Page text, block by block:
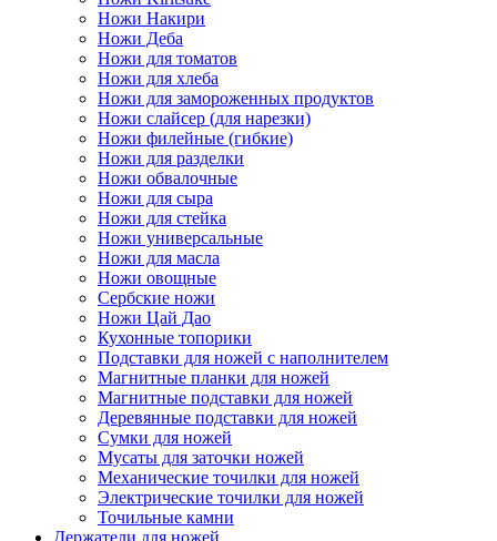
Ножи Накири
Ножи Деба
Ножи для томатов
Ножи для хлеба
Ножи для замороженных продуктов
Ножи слайсер (для нарезки)
Ножи филейные (гибкие)
Ножи для разделки
Ножи обвалочные
Ножи для сыра
Ножи для стейка
Ножи универсальные
Ножи для масла
Ножи овощные
Сербские ножи
Ножи Цай Дао
Кухонные топорики
Подставки для ножей с наполнителем
Магнитные планки для ножей
Магнитные подставки для ножей
Деревянные подставки для ножей
Сумки для ножей
Мусаты для заточки ножей
Механические точилки для ножей
Электрические точилки для ножей
Точильные камни
Держатели для ножей